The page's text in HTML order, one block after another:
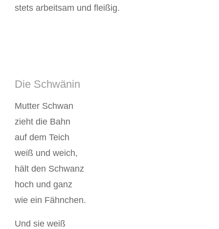
stets arbeitsam und fleißig.
Die Schwänin
Mutter Schwan
zieht die Bahn
auf dem Teich
weiß und weich,
hält den Schwanz
hoch und ganz
wie ein Fähnchen.
Und sie weiß